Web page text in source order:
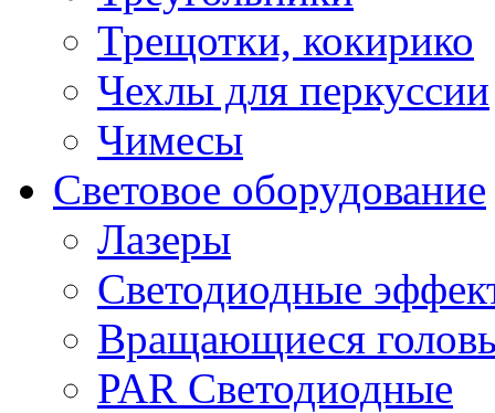
Трещотки, кокирико
Чехлы для перкуссии
Чимесы
Световое оборудование
Лазеры
Светодиодные
Вращающиеся
PAR Светодиодные